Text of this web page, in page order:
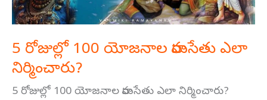
5 రోజుల్లో 100 యోజనాల రామసేతు ఎలా
నిర్మించారు?
5 రోజుల్లో 100 యోజనాల రామసేతు ఎలా నిర్మించారు?
నిర్మించారు?